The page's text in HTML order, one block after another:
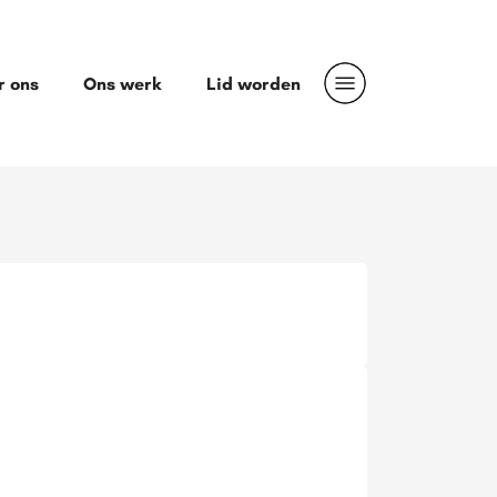
ons Ons werk Lid worden